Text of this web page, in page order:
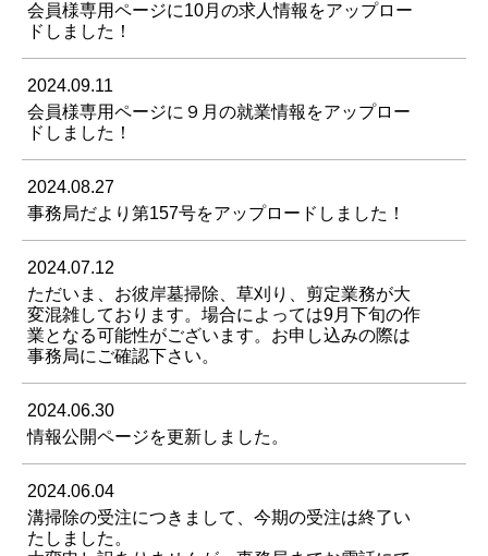
会員様専用ページに10月の求人情報をアップロー
ドしました！
2024.09.11
会員様専用ページに９月の就業情報をアップロー
ドしました！
2024.08.27
事務局だより第157号をアップロードしました！
2024.07.12
ただいま、お彼岸墓掃除、草刈り、剪定業務が大
変混雑しております。場合によっては9月下旬の作
業となる可能性がございます。お申し込みの際は
事務局にご確認下さい。
2024.06.30
情報公開ページを更新しました。
2024.06.04
溝掃除の受注につきまして、今期の受注は終了い
たしました。